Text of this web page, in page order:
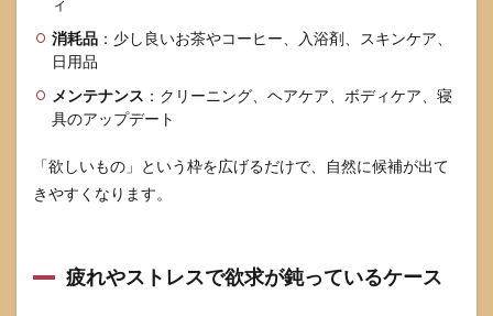
ら貯
める
仕組
み
6.2
を無
理に
しな
い
ィ
消耗品 ：少し良いお茶やコーヒー、入浴剤、スキンケア、
日用品
メンテナンス ：クリーニング、ヘアケア、ボディケア、寝
具のアップデート
「欲しいもの」という枠を広げるだけで、自然に候補が出て
きやすくなります。
疲れやストレスで欲求が鈍っているケース